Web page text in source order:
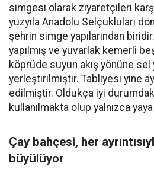
simgesi olarak ziyaretçileri
yüzyıla Anadolu Selçukluları
şehrin simge yapılarından
yapılmış ve yuvarlak kemerli
köprüde suyun akış yönüne sel
yerleştirilmiştir. Tabliyesi yine
edilmiştir. Oldukça iyi
kullanılmakta olup yalnızca
Çay bahçesi, her
büyülüyor